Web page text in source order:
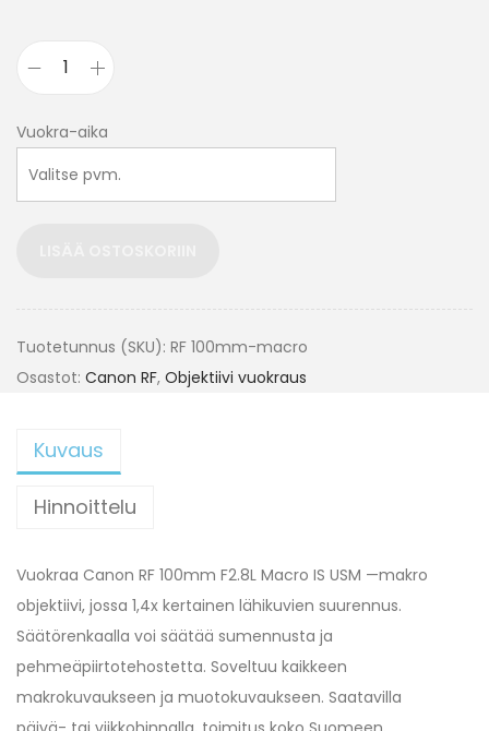
Vuokra-aika
Tuotetunnus (SKU): RF 100mm-macro
Osastot: Canon RF, Objektiivi vuokraus
Kuvaus
Hinnoittelu
Vuokraa Canon RF 100mm F2.8L Macro IS USM —makro
objektiivi, jossa 1,4x kertainen lähikuvien suurennus.
Säätörenkaalla voi säätää sumennusta ja
pehmeäpiirtotehostetta. Soveltuu kaikkeen
makrokuvaukseen ja muotokuvaukseen. Saatavilla